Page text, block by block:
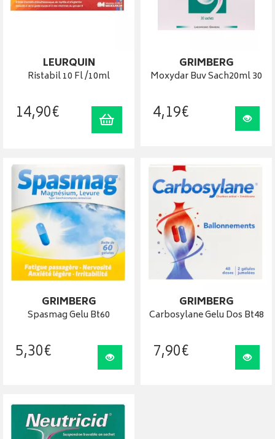
LEURQUIN
Ristabil 10 Fl /10ml
14,90€ Ajouter au panier
GRIMBERG
Moxydar Buv Sach20ml 30
4,19€
GRIMBERG
Spasmag Gelu Bt60
5,30€ Visualiser
GRIMBERG
Carbosylane Gelu Dos Bt48
7,90€